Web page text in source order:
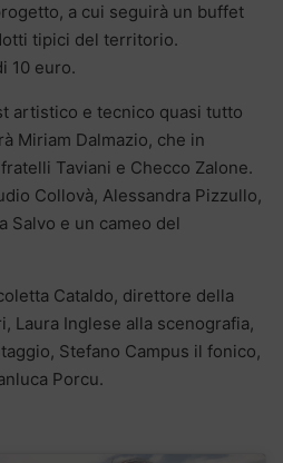
a cui seguirà un buffet
tipici del territorio.
10 euro.
artistico e tecnico quasi tutto
Miriam Dalmazio, che in
Taviani e Checco Zalone.
Collovà, Alessandra Pizzullo,
Salvo e un cameo del
Cataldo, direttore della
Laura Inglese alla scenografia,
Stefano Campus il fonico,
Porcu.